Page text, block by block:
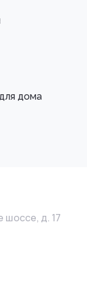
дома
шоссе, д. 17